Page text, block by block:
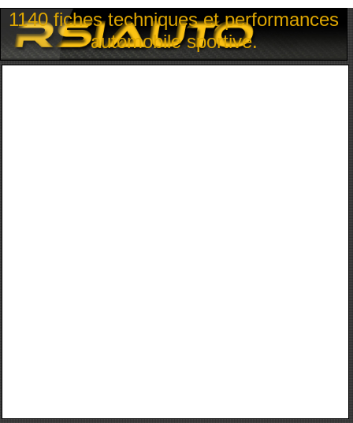
1140 fiches techniques et performances
automobile sportive.